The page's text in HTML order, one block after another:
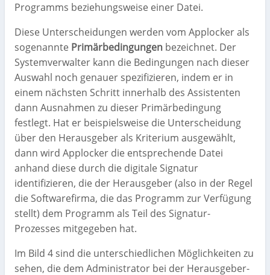
Programms beziehungsweise einer Datei.
Diese Unterscheidungen werden vom Applocker als
sogenannte Primärbedingungen bezeichnet. Der
Systemverwalter kann die Bedingungen nach dieser
Auswahl noch genauer spezifizieren, indem er in
einem nächsten Schritt innerhalb des Assistenten
dann Ausnahmen zu dieser Primärbedingung
festlegt. Hat er beispielsweise die Unterscheidung
über den Herausgeber als Kriterium ausgewählt,
dann wird Applocker die entsprechende Datei
anhand diese durch die digitale Signatur
identifizieren, die der Herausgeber (also in der Regel
die Softwarefirma, die das Programm zur Verfügung
stellt) dem Programm als Teil des Signatur-
Prozesses mitgegeben hat.
Im Bild 4 sind die unterschiedlichen Möglichkeiten zu
sehen, die dem Administrator bei der Herausgeber-